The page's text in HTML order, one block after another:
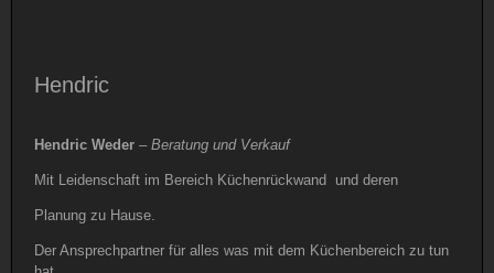
Hendric
Hendric Weder – Beratung und Verkauf
Mit Leidenschaft im Bereich Küchenrückwand und deren
Planung zu Hause.
Der Ansprechpartner für alles was mit dem Küchenbereich zu tun